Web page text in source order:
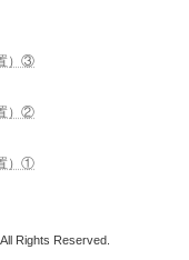
）③
）②
）①
Rights Reserved.